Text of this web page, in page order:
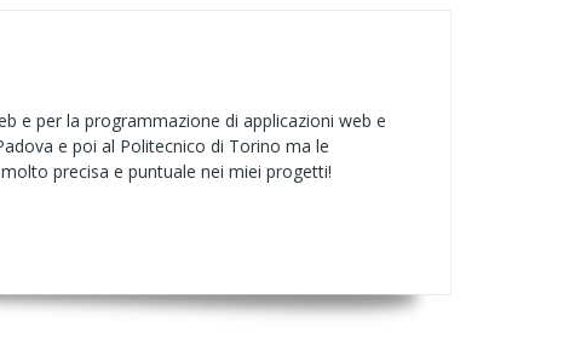
e per la programmazione di applicazioni web e
e poi al Politecnico di Torino ma le
precisa e puntuale nei miei progetti!